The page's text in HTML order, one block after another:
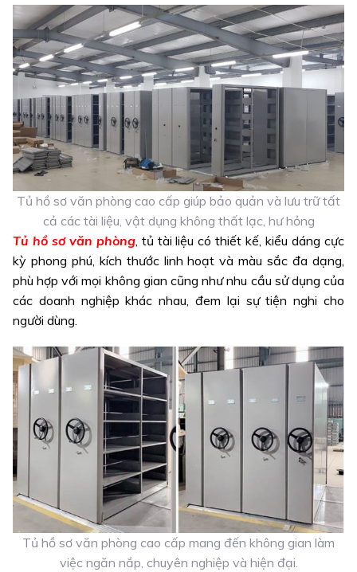
Tủ hồ sơ văn phòng cao cấp giúp bảo quản và lưu trữ tất
cả các tài liệu, vật dụng không thất lạc, hư hỏng
Tủ hồ sơ văn phòng, tủ tài liệu có thiết kế, kiểu dáng cực
kỳ phong phú, kích thước linh hoạt và màu sắc đa dạng,
phù hợp với mọi không gian cũng như nhu cầu sử dụng của
các doanh nghiệp khác nhau, đem lại sự tiện nghi cho
người dùng.
Tủ hồ sơ văn phòng cao cấp mang đến không gian làm
việc ngăn nắp, chuyên nghiệp và hiện đại.